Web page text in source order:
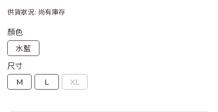
供貨狀況: 尚有庫存
顏色
水藍
尺寸
M
L XL